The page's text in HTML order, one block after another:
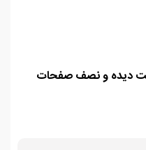
و نصف صفحات